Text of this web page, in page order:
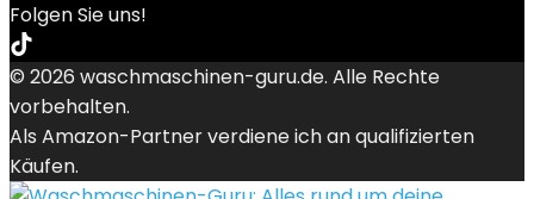
Folgen Sie uns!
© 2026 waschmaschinen-guru.de. Alle Rechte
vorbehalten.
Als Amazon-Partner verdiene ich an qualifizierten
Käufen.